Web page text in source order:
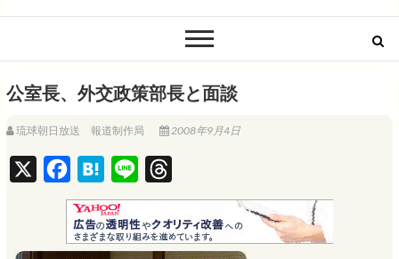
QAB NEWS Headline
公室長、外交政策部長と面談
琉球朝日放送 報道制作局 2008年9月4日
a
c
e
H
a
t
e
i
n
e
h
r
e